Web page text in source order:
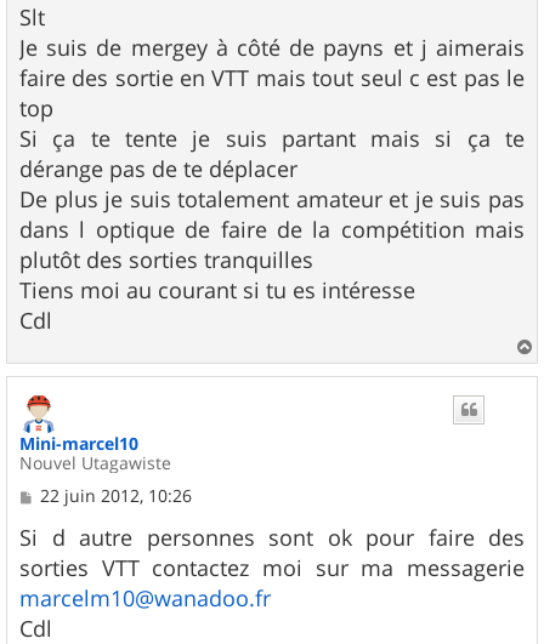
s
s
a
g
e
Slt
Je suis de mergey à côté de payns et j aimerais
faire des sortie en VTT mais tout seul c est pas le
top
Si ça te tente je suis partant mais si ça te
dérange pas de te déplacer
De plus je suis totalement amateur et je suis pas
dans l optique de faire de la compétition mais
plutôt des sorties tranquilles
Tiens moi au courant si tu es intéresse
Cdl
a
Mini-marcel10
Nouvel Utagawiste
M
s
s
a
g
e
22 juin 2012, 10:26
Si d autre personnes sont ok pour faire des
sorties VTT contactez moi sur ma messagerie
marcelm10@wanadoo.fr
Cdl